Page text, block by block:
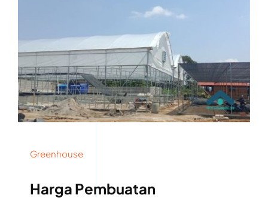
Greenhouse
Harga Pembuatan